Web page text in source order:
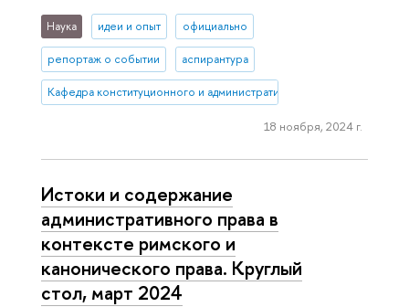
Наука идеи и опыт официально
репортаж о событии аспирантура
Кафедра конституционного и административного права (Нижний
18 ноября, 2024 г.
Истоки и содержание
административного права в
контексте римского и
канонического права. Круглый
стол, март 2024